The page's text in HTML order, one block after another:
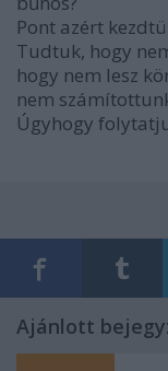
Pont azért
Tudtuk, hogy
hogy nem lesz
nem
Úgyhogy
Ajánlott